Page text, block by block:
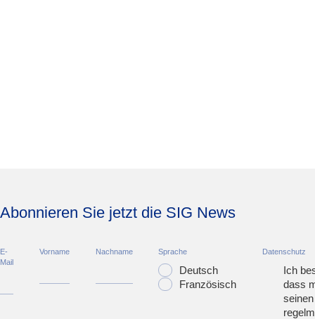
Abonnieren Sie jetzt die SIG News
E-
Mail
Vorname Nachname Sprache
Deutsch
Französisch
Datenschutz
Ich
dass